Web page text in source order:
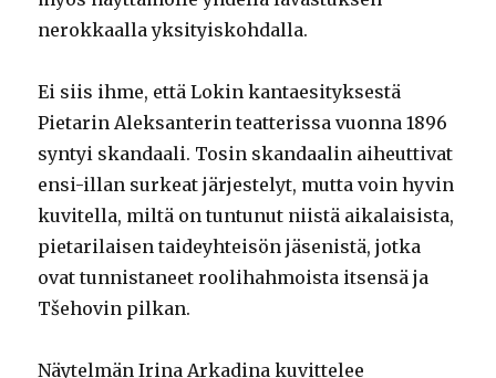
nerokkaalla yksityiskohdalla.
Ei siis ihme, että Lokin kantaesityksestä
Pietarin Aleksanterin teatterissa vuonna 1896
syntyi skandaali. Tosin skandaalin aiheuttivat
ensi-illan surkeat järjestelyt, mutta voin hyvin
kuvitella, miltä on tuntunut niistä aikalaisista,
pietarilaisen taideyhteisön jäsenistä, jotka
ovat tunnistaneet roolihahmoista itsensä ja
Tšehovin pilkan.
Näytelmän Irina Arkadina kuvittelee